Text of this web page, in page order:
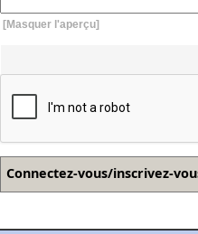
[Masquer l'aperçu]